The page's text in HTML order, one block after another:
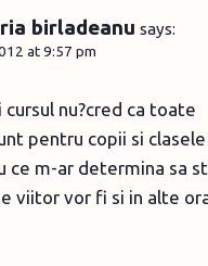
birladeanu says:
at 9:57 pm
nu?cred ca toate
pentru copii si clasele
ce m-ar determina sa
viitor vor fi si in alte